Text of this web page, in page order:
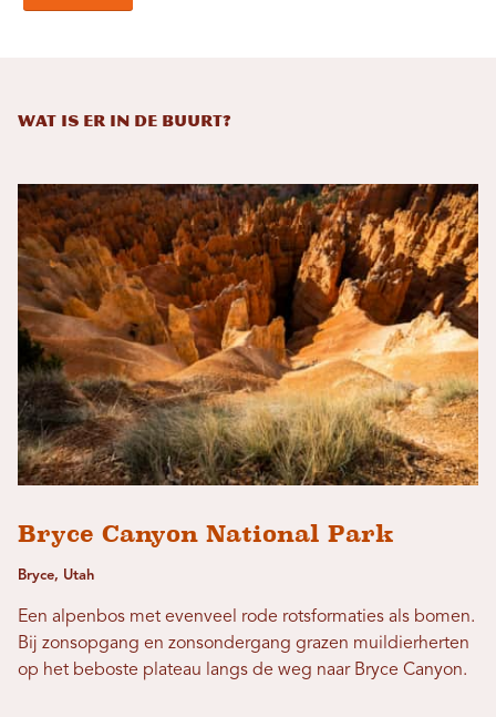
Wat is er in de buurt?
Bryce Canyon National Park
Bryce, Utah
Een alpenbos met evenveel rode rotsformaties als bomen.
Bij zonsopgang en zonsondergang grazen muildierherten
op het beboste plateau langs de weg naar Bryce Canyon.